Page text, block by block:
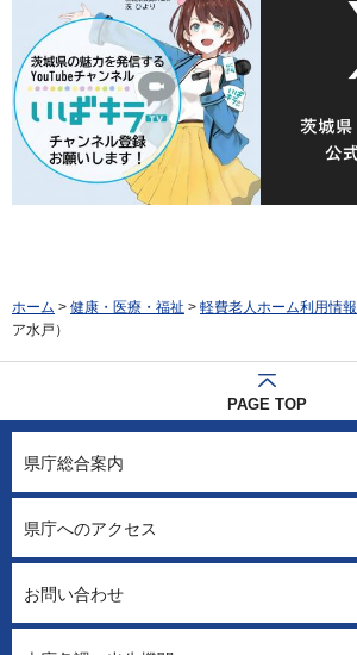
ホーム > 健康・医療・福祉 > 軽費老人ホーム利用情報
ア水戸）
PAGE TOP
県庁総合案内
県庁へのアクセス
お問い合わせ